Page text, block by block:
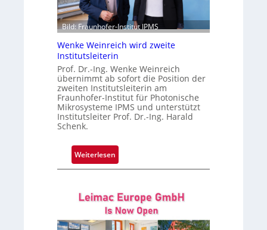
Bild: Fraunhofer-Institut IPMS
Wenke Weinreich wird zweite
Institutsleiterin
Prof. Dr.-Ing. Wenke Weinreich
übernimmt ab sofort die Position der
zweiten Institutsleiterin am
Fraunhofer-Institut für Photonische
Mikrosysteme IPMS und unterstützt
Institutsleiter Prof. Dr.-Ing. Harald
Schenk.
Weiterlesen:
W
n
k
e